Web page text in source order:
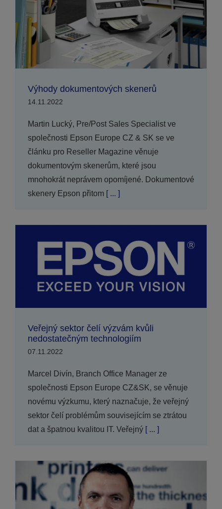
Výhody dokumentových skenerů
14.11.2022
Martin Lucký, Pre/Post Sales Specialist ve
společnosti Epson Europe CZ & SK se ve
článku pro Reseller Magazine věnuje
dokumentovým skenerům, které jsou
mnohokrát neprávem opomíjené. Dokumentové
skenery Epson přitom[ ... ]
Veřejný sektor čelí výzvám kvůli
nedostatečným technologiím
07.11.2022
Marcel Divín, Branch Office Manager ze
společnosti Epson Europe CZ&SK, se věnuje
novému výzkumu, který naznačuje, že veřejný
sektor čelí problémům souvisejícím se ztrátou
dat a špatnou kvalitou IT. Veřejný[ ... ]